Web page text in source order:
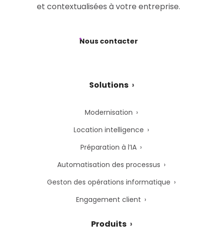
et contextualisées à votre entreprise.
Nous contacter
Solutions
Modernisation
Location intelligence
Préparation à l’IA
Automatisation des processus
Geston des opérations informatique
Engagement client
Produits